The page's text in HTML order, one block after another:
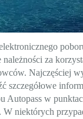
za
Najczęściej
szczegółowe
Autopass w
niektórych